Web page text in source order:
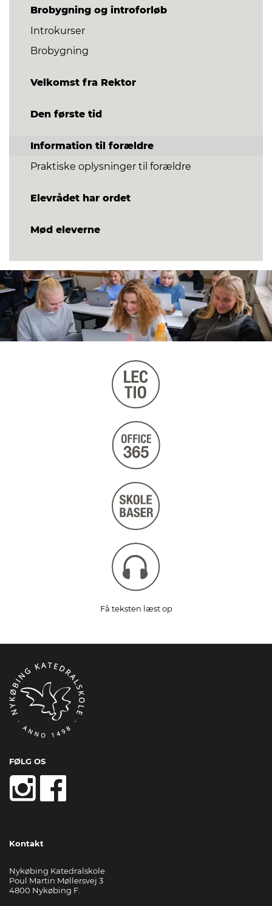
Brobygning og introforløb
Introkurser
Brobygning
Velkomst fra Rektor
Den første tid
Information til forældre
Praktiske oplysninger til forældre
Elevrådet har ordet
Mød eleverne
Få teksten læst op
FØLG OS
Kontakt
Nykøbing Katedralskole
Poul Martin Møllersvej 3
4800 Nykøbing F.